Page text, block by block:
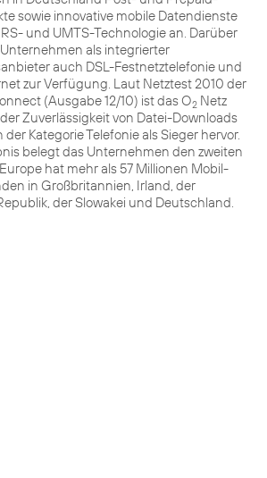
sowie innovative mobile Datendienste
und UMTS-Technologie an. Darüber
als integrierter
auch DSL-Festnetztelefonie und
zur Verfügung. Laut Netztest 2010 der
(Ausgabe 12/10) ist das O2 Netz
Zuverlässigkeit von Datei-Downloads
Kategorie Telefonie als Sieger hervor.
belegt das Unternehmen den zweiten
hat mehr als 57 Millionen Mobil-
in Großbritannien, Irland, der
der Slowakei und Deutschland.